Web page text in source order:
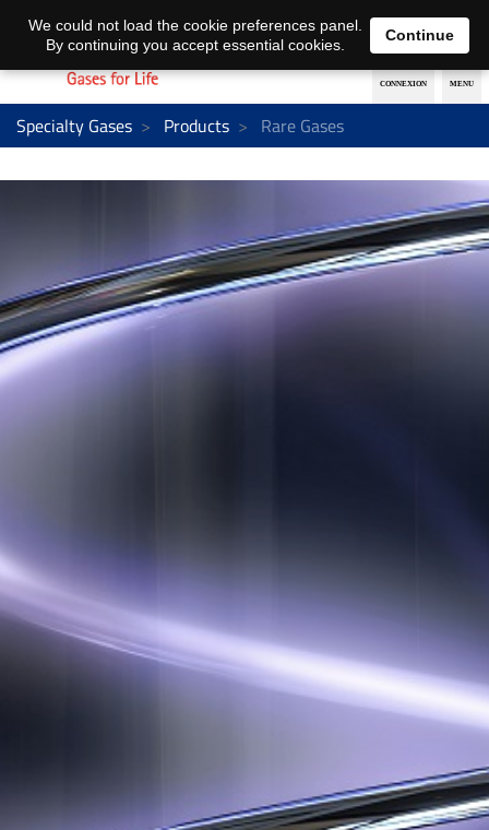
EN DE
Specialty Gases Products Rare Gases
We could not load the cookie preferences panel.
By continuing you accept essential cookies.
Continue